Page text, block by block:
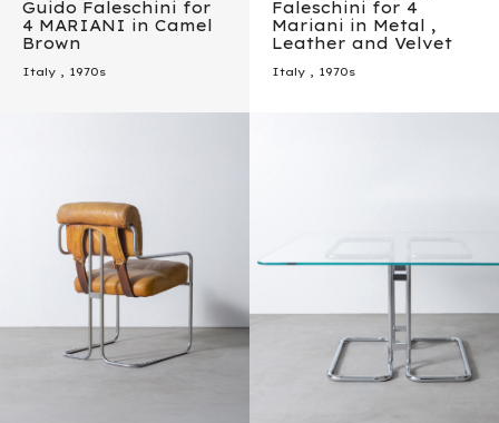
Guido Faleschini for
4 MARIANI in Camel
Brown
Italy , 1970s
Faleschini for 4
Mariani in Metal ,
Leather and Velvet
Italy , 1970s